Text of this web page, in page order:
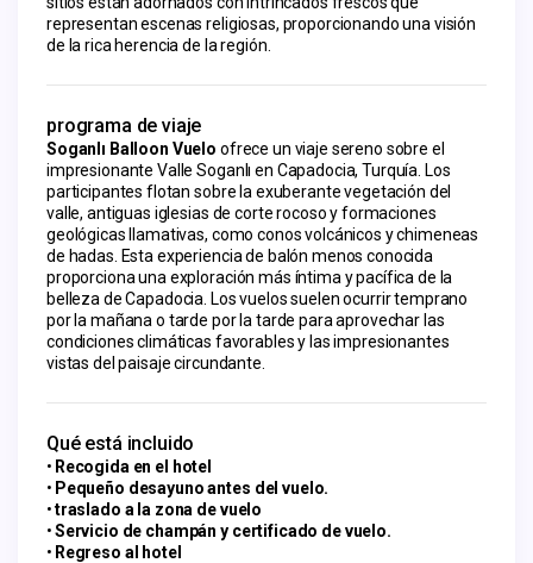
representan escenas religiosas, proporcionando una visión
de la rica herencia de la región.
programa de viaje
Soganlı Balloon Vuelo ofrece un viaje sereno sobre el
impresionante Valle Soganlı en Capadocia, Turquía. Los
participantes flotan sobre la exuberante vegetación del
valle, antiguas iglesias de corte rocoso y formaciones
geológicas llamativas, como conos volcánicos y chimeneas
de hadas. Esta experiencia de balón menos conocida
proporciona una exploración más íntima y pacífica de la
belleza de Capadocia. Los vuelos suelen ocurrir temprano
por la mañana o tarde por la tarde para aprovechar las
condiciones climáticas favorables y las impresionantes
vistas del paisaje circundante.
Qué está incluido
Recogida en el hotel
Pequeño desayuno antes del vuelo.
traslado a la zona de vuelo
Servicio de champán y certificado de vuelo.
Regreso al hotel